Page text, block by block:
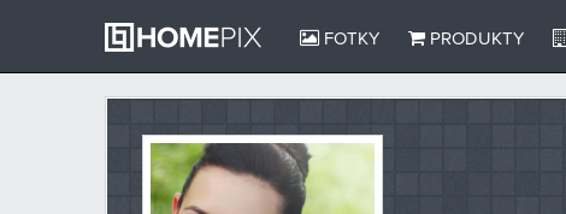
FOTKY PRODUKTY